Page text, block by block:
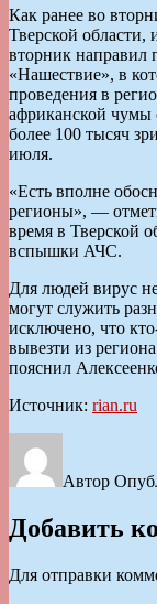
Как ранее во
Тверской области,
вторник направил
«Нашествие», в
проведения в
африканской чумы
более 100 тысяч
июля.
«Есть вполне
регионы», —
время в Тверской
вспышки АЧС.
Для людей вирус
могут служить
исключено, что
вывезти из
пояснил
Источник: rian.ru
Автор
Добавить
Для отправки